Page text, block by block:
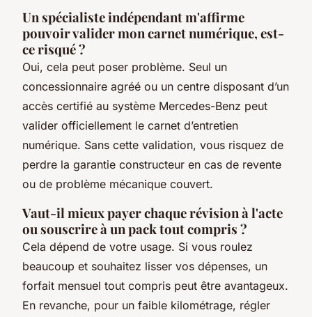
Un spécialiste indépendant m'affirme
pouvoir valider mon carnet numérique, est-
ce risqué ?
Oui, cela peut poser problème. Seul un
concessionnaire agréé ou un centre disposant d’un
accès certifié au système Mercedes-Benz peut
valider officiellement le carnet d’entretien
numérique. Sans cette validation, vous risquez de
perdre la garantie constructeur en cas de revente
ou de problème mécanique couvert.
Vaut-il mieux payer chaque révision à l'acte
ou souscrire à un pack tout compris ?
Cela dépend de votre usage. Si vous roulez
beaucoup et souhaitez lisser vos dépenses, un
forfait mensuel tout compris peut être avantageux.
En revanche, pour un faible kilométrage, régler